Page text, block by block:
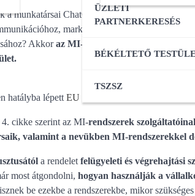
ÜZLETI
PARTNERKERESÉS
BÉKÉLTETŐ
TSZSZ
a munkatársai ChatGPT-t, Microsoft Copilotot,
marketinghez,
Akkoraz MI-használat már nemcsak
hatályba lépett EU MI-rendelet új elvárásokat
4. cikke szerint az MI-rendszerek
valamint a nevükben MI-rendszerekkel
a rendelet felügyeleti és végrehajtási
most átgondolni, hogyan használják a
be ezekbe a rendszerekbe, mikor